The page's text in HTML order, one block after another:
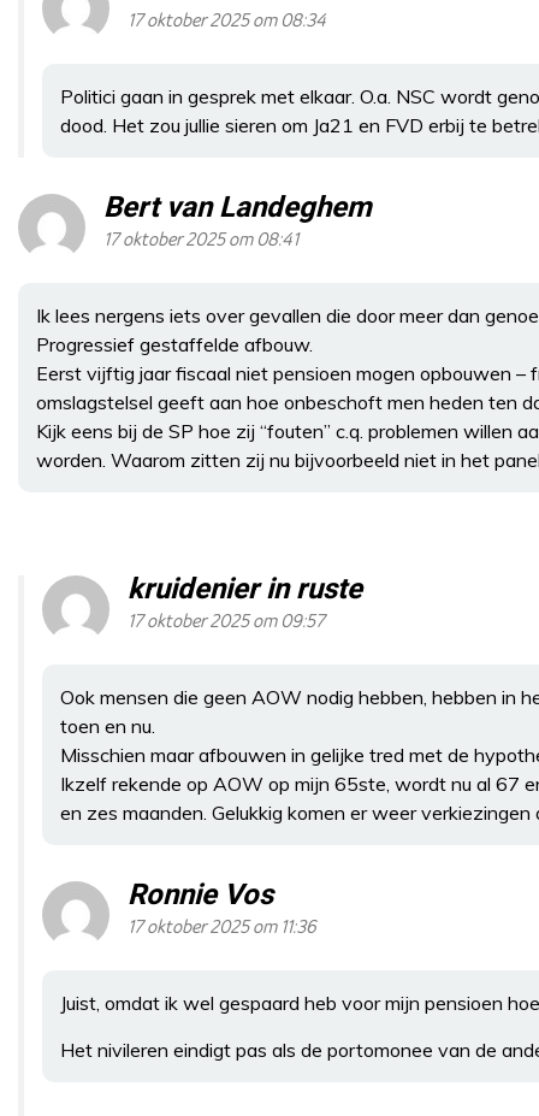
17 oktober 2025 om 08:34
Politici gaan in gesprek met elkaar. O.a. NSC wordt
dood. Het zou jullie sieren om Ja21 en FVD erbij te
Bert van Landeghem
17 oktober 2025 om 08:41
Ik lees nergens iets over gevallen die door meer dan
Progressief gestaffelde afbouw.
Eerst vijftig jaar fiscaal niet pensioen mogen opbouwen –
omslagstelsel geeft aan hoe onbeschoft men heden ten
Kijk eens bij de SP hoe zij “fouten” c.q. problemen willen
worden. Waarom zitten zij nu bijvoorbeeld niet in het
kruidenier in ruste
17 oktober 2025 om 09:57
Ook mensen die geen AOW nodig hebben, hebben in
toen en nu.
Misschien maar afbouwen in gelijke tred met de
Ikzelf rekende op AOW op mijn 65ste, wordt nu al 67
en zes maanden. Gelukkig komen er weer
Ronnie Vos
17 oktober 2025 om 11:36
Juist, omdat ik wel gespaard heb voor mijn pensioen
Het nivileren eindigt pas als de portomonee van de